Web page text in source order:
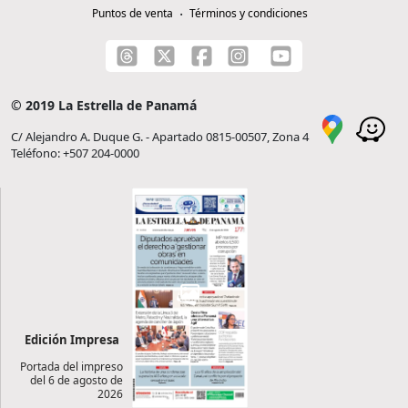
Puntos de venta
Términos y condiciones
© 2019 La Estrella de Panamá
C/ Alejandro A. Duque G. - Apartado 0815-00507, Zona 4
Teléfono: +507 204-0000
Edición Impresa
Portada del impreso
del 6 de agosto de
2026